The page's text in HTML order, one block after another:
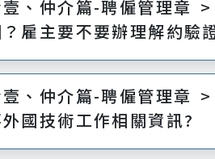
、仲介篇-聘僱管理章
雇主要不要辦理解約驗
、仲介篇-聘僱管理章
國技術工作相關資訊?